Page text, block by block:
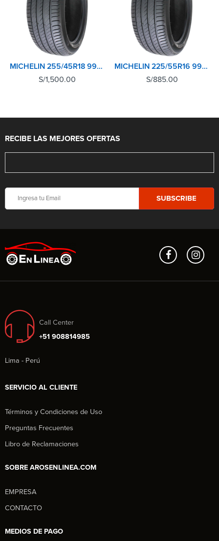
MICHELIN 255/45R18 99Y XL TL PRIMACY 4+
S/1,500.00
MICHELIN 225/55R16 99W XL TL PRIMACY 4+
S/885.00
RECIBE LAS MEJORES OFERTAS
Call Center
+51 908814985
Lima - Perú
SERVICIO AL CLIENTE
Términos y Condiciones de Uso
Preguntas Frecuentes
Libro de Reclamaciones
SOBRE AROSENLINEA.COM
EMPRESA
CONTACTO
MEDIOS DE PAGO